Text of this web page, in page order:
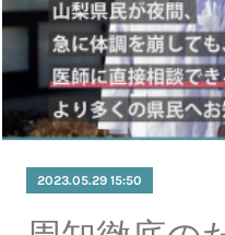
2023.05.29 15:50